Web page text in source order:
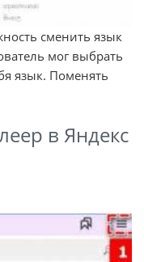
сменить язык
мог выбрать
язык. Поменять
в Яндекс